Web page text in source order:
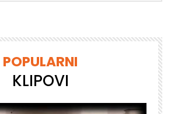
POPULARNI
KLIPOVI